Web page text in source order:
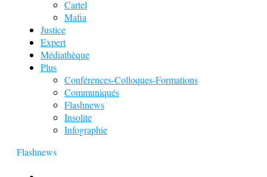
Cartel
Mafia
Justice
Expert
Médiathèque
Plus
Conférences-Colloques-Formations
Communiqués
Flashnews
Insolite
Infographie
Flashnews